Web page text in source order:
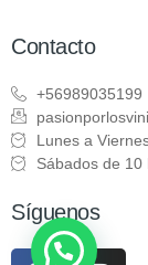
Contacto
+56989035199
Lunes a
Sábados de 10
Síguenos